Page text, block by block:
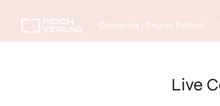
Onlinekurs | Church Edition
Live